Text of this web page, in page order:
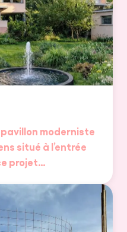
moderniste
situé à l’entrée
projet…